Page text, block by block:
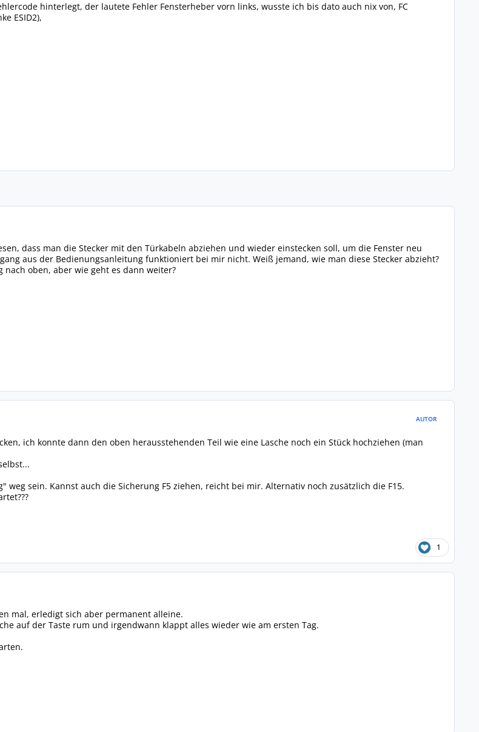
hinterlegt, der lautete Fehler Fensterheber vorn links, wusste ich bis dato auch nix von, FC
ESID2),
dass man die Stecker mit den Türkabeln abziehen und wieder einstecken soll, um die Fenster neu
aus der Bedienungsanleitung funktioniert bei mir nicht. Weiß jemand, wie man diese Stecker abzieht?
nach oben, aber wie geht es dann weiter?
AUTOR
ich konnte dann den oben herausstehenden Teil wie eine Lasche noch ein Stück hochziehen (man
weg sein. Kannst auch die Sicherung F5 ziehen, reicht bei mir. Alternativ noch zusätzlich die F15.
1
mal, erledigt sich aber permanent alleine.
auf der Taste rum und irgendwann klappt alles wieder wie am ersten Tag.